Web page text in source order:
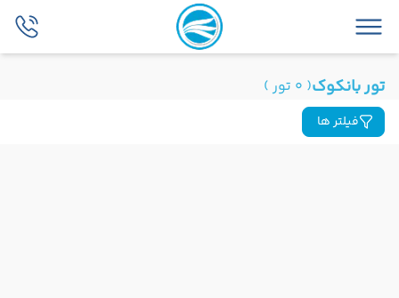
تور بانکوک( 0 تور )
فیلتر ها